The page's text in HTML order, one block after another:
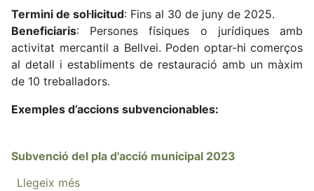
local
2024-
2025
Termini de sol·licitud: Fins al 30 de juny de 2025.
Beneficiaris: Persones físiques o jurídiques amb
activitat mercantil a Bellvei. Poden optar-hi comerços
al detall i establiments de restauració amb un màxim
de 10 treballadors.
Exemples d’accions subvencionables:
Subvenció del pla d'acció municipal 2023
Llegeix més